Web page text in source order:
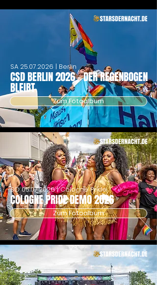
CSD BERLIN 2026 - DER REGENBOGEN
BLEIBT
SA 25.07.2026 | Berlin
Zum Fotoalbum
COLOGNE PRIDE DEMO 2026
SO05.07.2026| Cologne Pride
Zum Fotoalbum